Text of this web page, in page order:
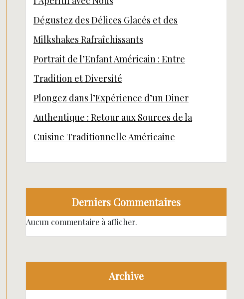
Dégustez des Délices Glacés et des
Milkshakes Rafraîchissants
Portrait de l’Enfant Américain : Entre
Tradition et Diversité
Plongez dans l’Expérience d’un Diner
Authentique : Retour aux Sources de la
Cuisine Traditionnelle Américaine
Derniers Commentaires
Aucun commentaire à afficher.
Archive